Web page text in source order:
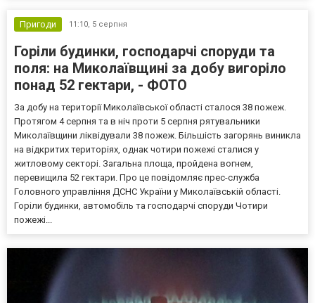
Пригоди
11:10, 5 серпня
Горіли будинки, господарчі споруди та
поля: на Миколаївщині за добу вигоріло
понад 52 гектари, - ФОТО
За добу на території Миколаївської області сталося 38 пожеж.
Протягом 4 серпня та в ніч проти 5 серпня рятувальники
Миколаївщини ліквідували 38 пожеж. Більшість загорянь виникла
на відкритих територіях, однак чотири пожежі сталися у
житловому секторі. Загальна площа, пройдена вогнем,
перевищила 52 гектари. Про це повідомляє прес-служба
Головного управління ДСНС України у Миколаївській області.
Горіли будинки, автомобіль та господарчі споруди Чотири
пожежі...